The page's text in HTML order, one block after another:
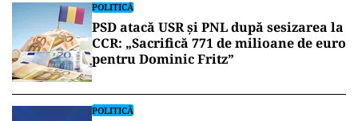
POLITICĂ
PSD atacă USR și PNL după sesizarea la
CCR: „Sacrifică 771 de milioane de euro
pentru Dominic Fritz”
POLITICĂ